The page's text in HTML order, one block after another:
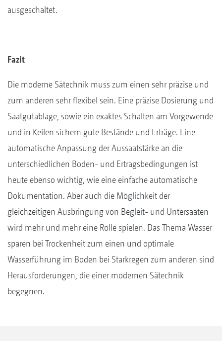
ausgeschaltet.
Fazit
Die moderne Sätechnik muss zum einen sehr präzise und
zum anderen sehr flexibel sein. Eine präzise Dosierung und
Saatgutablage, sowie ein exaktes Schalten am Vorgewende
und in Keilen sichern gute Bestände und Erträge. Eine
automatische Anpassung der Aussaatstärke an die
unterschiedlichen Boden- und Ertragsbedingungen ist
heute ebenso wichtig, wie eine einfache automatische
Dokumentation. Aber auch die Möglichkeit der
gleichzeitigen Ausbringung von Begleit- und Untersaaten
wird mehr und mehr eine Rolle spielen. Das Thema Wasser
sparen bei Trockenheit zum einen und optimale
Wasserführung im Boden bei Starkregen zum anderen sind
Herausforderungen, die einer modernen Sätechnik
begegnen.